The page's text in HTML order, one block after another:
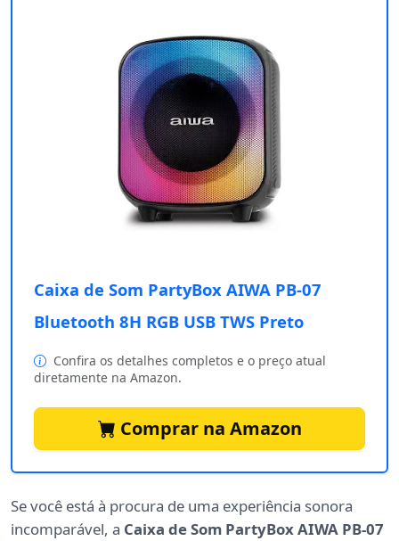
Caixa de Som PartyBox AIWA PB-07
Bluetooth 8H RGB USB TWS Preto
Confira os detalhes completos e o preço atual
diretamente na Amazon.
Comprar na Amazon
Se você está à procura de uma experiência sonora
incomparável, a Caixa de Som PartyBox AIWA PB-07